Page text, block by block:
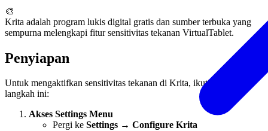
🎨
Krita adalah program lukis digital gratis dan sumber terbuka yang
sempurna melengkapi fitur sensitivitas tekanan VirtualTablet.
Penyiapan
Untuk mengaktifkan sensitivitas tekanan di Krita, ikuti langkah-
langkah ini:
Akses Settings Menu
Pergi ke Settings → Configure Krita